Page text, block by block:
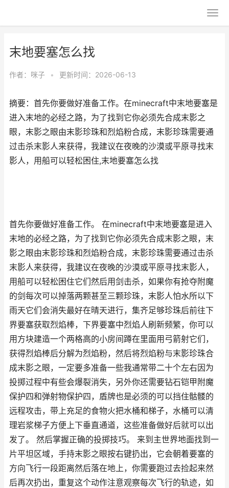
末地要塞怎么找
作者： 咪子 • 更新时间：2026-06-13
摘要：首先你要做好准备工作。在minecraft中末地要塞是
进入末地的必经之路，为了找到它你必须先合成末影之
眼，末影之眼由末影珍珠和烈焰粉合成，末影珍珠需要通
过击杀末影人来获得，我建议在夜晚的沙漠或平原寻找末
影人，用船可以轻松困住,末地要塞怎么找
首先你要做好准备工作。 在minecraft中末地要塞是进入
末地的必经之路，为了找到它你必须先合成末影之眼，末
影之眼由末影珍珠和烈焰粉合成，末影珍珠需要通过击杀
末影人来获得，我建议在夜晚的沙漠或平原寻找末影人，
用船可以轻松困住它们然后用剑击杀，如果你有抢夺附魔
的剑每次可以掉落两颗甚至三颗珍珠，末影人怕水所以下
雨天它们会消失最好在晴天进行，集齐足够珍珠后前往下
界要塞获取烈焰棒，下界要塞中烈焰人刷新频繁，你可以
用方块建造一个两格高的小房间蹲在里面用弓箭射它们，
获得烈焰棒后分解为烈焰粉，然后将烈焰粉与末影珍珠合
成末影之眼，一定要多准备一些我通常带二十个左右因为
投掷过程中有些会爆裂消失，另外你还需要钻石铠甲附魔
保护四和弹射物保护四，盾牌也是必须的可以挡住骷髅的
远程攻击，带上充足的食物火把水桶和梯子，水桶可以清
理岩浆梯子方便上下垂直通道，这些准备做好后就可以出
发了。 然后掌握正确的投掷技巧。 来到主世界地面找到一
片平坦区域，手持末影之眼按右键扔出，它会朝着要塞的
方向飞行一段距离然后落在地上，你需要跑过去捡起来然
后再次扔出，重复这个动作注意观察每次飞行的轨迹，如